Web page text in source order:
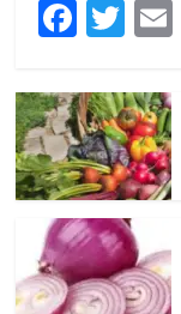
F
a
c
e
b
o
o
k
T
w
itt
er